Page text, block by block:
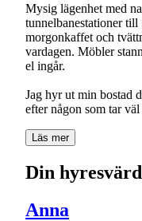
Mysig lägenhet med
tunnelbanestationer
morgonkaffet och
vardagen. Möbler
el ingår.
Jag hyr ut min bostad
efter någon som tar
Läs mer
Din hyresvärd
Anna